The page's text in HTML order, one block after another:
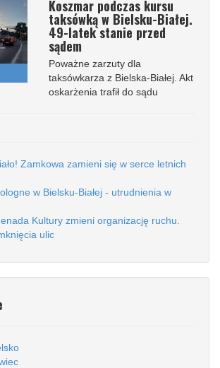
Koszmar podczas kursu
taksówką w Bielsku-Białej.
49-latek stanie przed
sądem
Poważne zarzuty dla
taksówkarza z Bielska-Białej. Akt
oskarżenia trafił do sądu
Zamkowa zamieni się w serce letnich
w Bielsku-Białej - utrudnienia w
Kultury zmieni organizację ruchu.
ulic